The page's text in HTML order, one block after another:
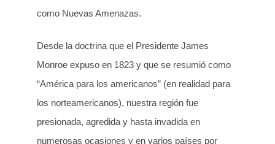
como Nuevas Amenazas.
Desde la doctrina que el Presidente James
Monroe expuso en 1823 y que se resumió como
“América para los americanos” (en realidad para
los norteamericanos), nuestra región fue
presionada, agredida y hasta invadida en
numerosas ocasiones y en varios países por